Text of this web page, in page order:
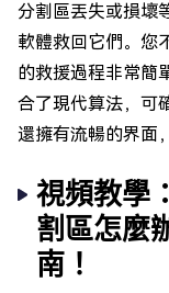
分割區丟失或損壞
軟體救回它們。您
的救援過程非常簡
合了現代算法，可
還擁有流暢的界面
視頻教學
割區怎麼
南！